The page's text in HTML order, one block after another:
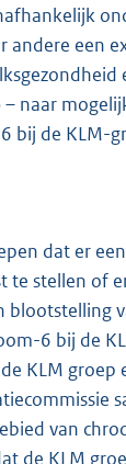
andere een
naar
bij de KLM-
dat er
te stellen of
blootstelling
6 bij de
KLM groep
van
de KLM